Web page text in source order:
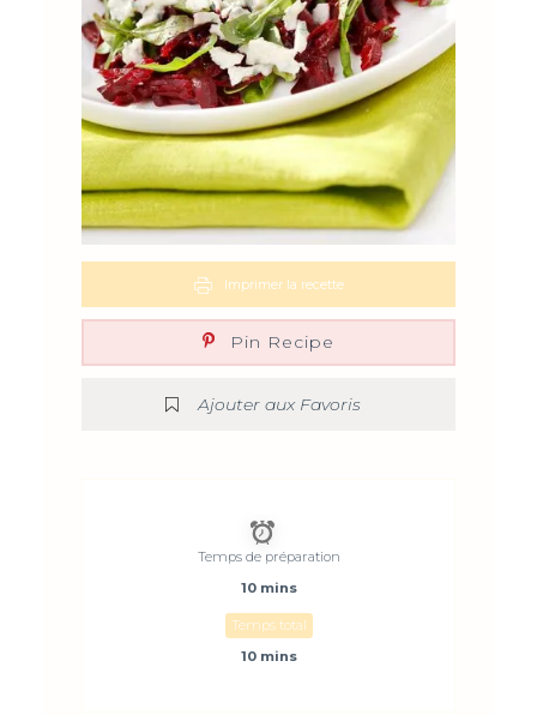
Imprimer la recette
Pin Recipe
Ajouter aux Favoris
Temps de préparation
10 mins
Temps total
10 mins